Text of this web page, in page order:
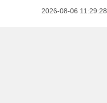
2026-08-06